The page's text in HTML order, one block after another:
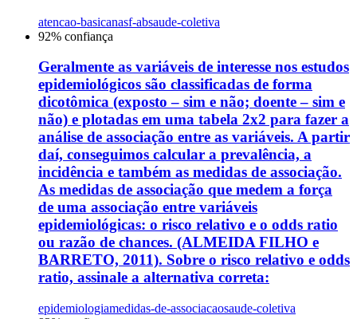
atencao-basicanasf-absaude-coletiva
92% confiança
Geralmente as variáveis de interesse nos estudos
epidemiológicos são classificadas de forma
dicotômica (exposto – sim e não; doente – sim e
não) e plotadas em uma tabela 2x2 para fazer a
análise de associação entre as variáveis. A partir
daí, conseguimos calcular a prevalência, a
incidência e também as medidas de associação.
As medidas de associação que medem a força
de uma associação entre variáveis
epidemiológicas: o risco relativo e o odds ratio
ou razão de chances. (ALMEIDA FILHO e
BARRETO, 2011). Sobre o risco relativo e odds
ratio, assinale a alternativa correta:
epidemiologiamedidas-de-associacaosaude-coletiva